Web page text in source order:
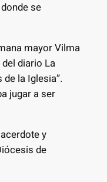
se
mayor Vilma
diario La
la Iglesia”.
jugar a ser
y
de